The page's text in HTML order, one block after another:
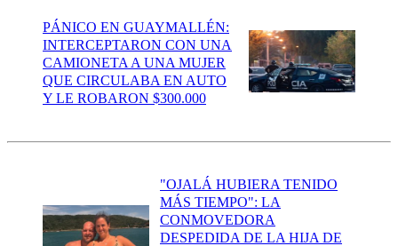
PÁNICO EN GUAYMALLÉN:
INTERCEPTARON CON UNA
CAMIONETA A UNA MUJER
QUE CIRCULABA EN AUTO
Y LE ROBARON $300.000
"OJALÁ HUBIERA TENIDO
MÁS TIEMPO": LA
CONMOVEDORA
DESPEDIDA DE LA HIJA DE